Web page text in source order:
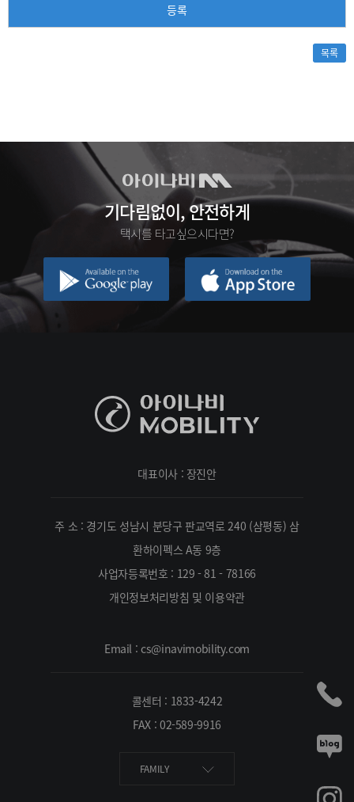
등록
목록
기다림없이, 안전하게
택시를 타고싶으시다면?
대표이사 : 장진안
주 소 : 경기도 성남시 분당구 판교역로 240 (삼평동) 삼
환하이펙스 A동 9층
사업자등록번호 : 129 - 81 - 78166
개인정보처리방침 및 이용약관
Email : cs@inavimobility.com
콜센터 : 1833-4242
FAX : 02-589-9916
FAMILY